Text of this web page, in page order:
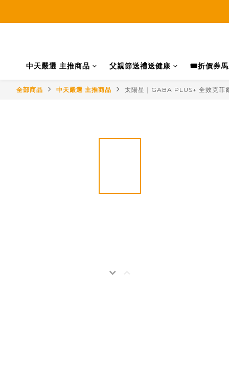
中天嚴選 主推商品 父親節送禮送健康 🎟️折價券
全部商品 中天嚴選 主推商品 太陽星｜GABA PLUS+ 全效克菲